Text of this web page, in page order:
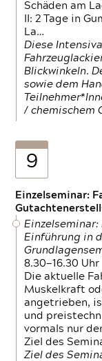
Schäden am
II: 2 Tage in
La…
Diese
Blickwinkeln.
sowie dem
/ chemischem
9
Einzelseminar:
Einzelseminar:
Einführung in
8.30—16.30 Uhr
Die aktuelle
Muskelkraft
angetrieben,
und
vormals nur
Ziel des
Ziel des